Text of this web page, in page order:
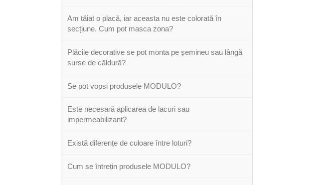
Am tăiat o placă, iar aceasta nu este colorată în
secțiune. Cum pot masca zona?
Plăcile decorative se pot monta pe șemineu sau lângă
surse de căldură?
Se pot vopsi produsele MODULO?
Este necesară aplicarea de lacuri sau
impermeabilizant?
Există diferențe de culoare între loturi?
Cum se întrețin produsele MODULO?